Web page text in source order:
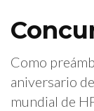
Como
aniversario
mundial de